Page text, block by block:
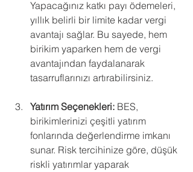
Yapacağınız katkı payı ödemeleri,
yıllık belirli bir limite kadar vergi
avantajı sağlar. Bu sayede, hem
birikim yaparken hem de vergi
avantajından faydalanarak
tasarruflarınızı artırabilirsiniz.
Yatırım Seçenekleri: BES,
birikimlerinizi çeşitli yatırım
fonlarında değerlendirme imkanı
sunar. Risk tercihinize göre, düşük
riskli yatırımlar yaparak